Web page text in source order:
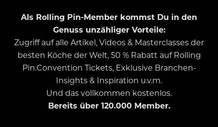
Als Rolling Pin-Member kommst Du in den
Genuss unzähliger Vorteile:
Zugriff auf alle Artikel, Videos & Masterclasses der
besten Köche der Welt, 50 % Rabatt auf Rolling
Pin.Convention Tickets, Exklusive Branchen-
Insights & Inspiration u.v.m.
Und das vollkommen kostenlos.
Bereits über 120.000 Member.